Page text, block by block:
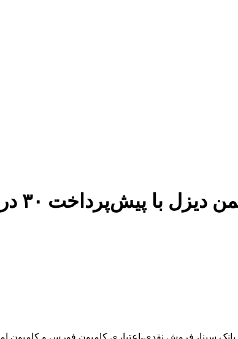
با پیش‌پرداخت ۳۰ درصدی